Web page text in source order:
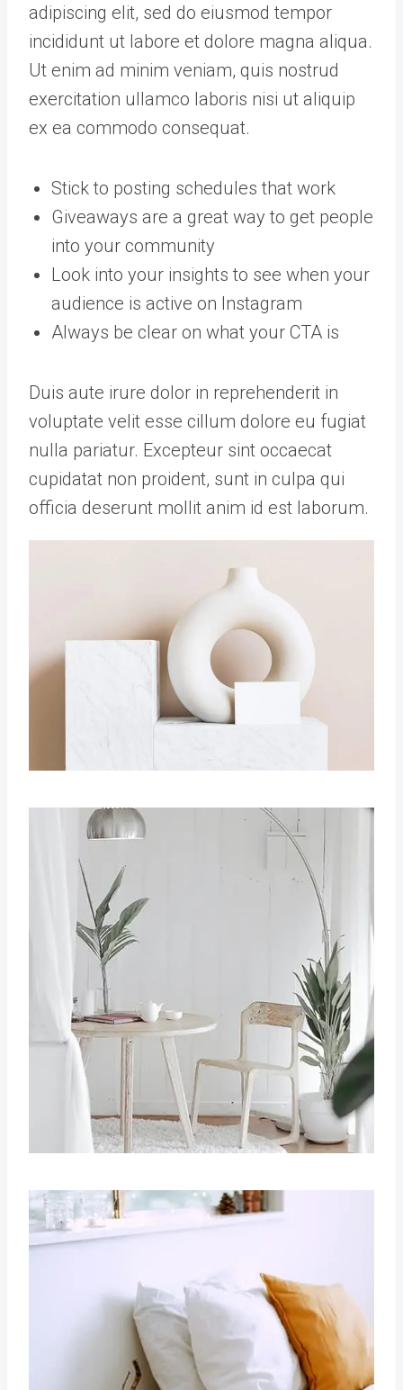
adipiscing elit, sed do eiusmod tempor
incididunt ut labore et dolore magna aliqua.
Ut enim ad minim veniam, quis nostrud
exercitation ullamco laboris nisi ut aliquip
ex ea commodo consequat.
Stick to posting schedules that work
Giveaways are a great way to get people
into your community
Look into your insights to see when your
audience is active on Instagram
Always be clear on what your CTA is
Duis aute irure dolor in reprehenderit in
voluptate velit esse cillum dolore eu fugiat
nulla pariatur. Excepteur sint occaecat
cupidatat non proident, sunt in culpa qui
officia deserunt mollit anim id est laborum.